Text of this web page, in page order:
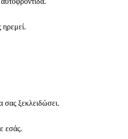
σας ξεκλειδώσει.
εσάς.